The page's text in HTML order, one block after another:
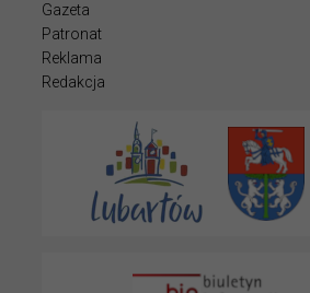
Gazeta
Patronat
Reklama
Redakcja